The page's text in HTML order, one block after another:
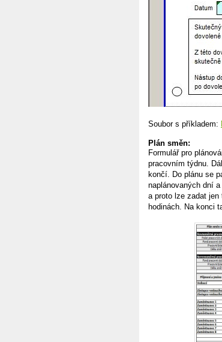
Soubor s příkladem:
Plán směn:
Formulář pro
pracovním týdnu.
končí. Do plánu se
naplánovaných dní
a proto lze zadat
hodinách. Na konci